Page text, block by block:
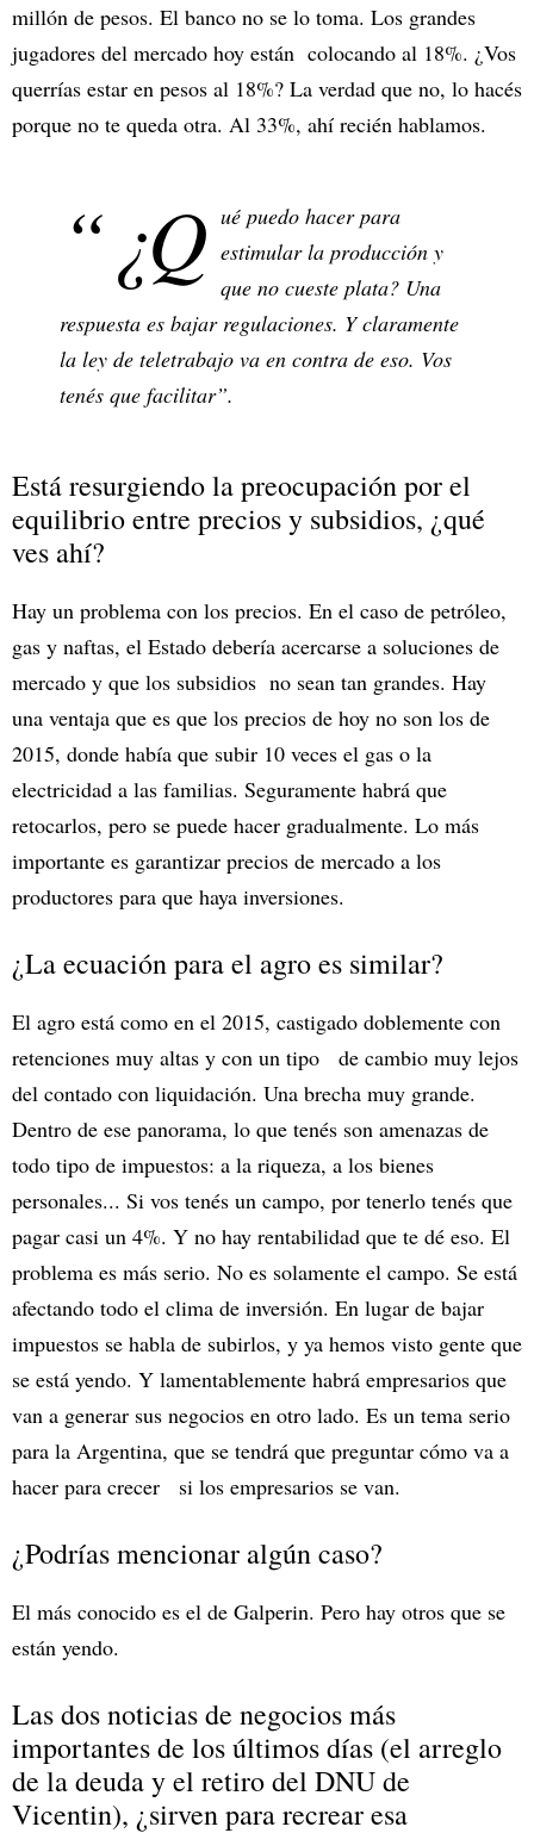
millón de pesos. El banco no se lo toma. Los grandes
jugadores del mercado hoy están colocando al 18%. ¿Vos
querrías estar en pesos al 18%? La verdad que no, lo hacés
porque no te queda otra. Al 33%, ahí recién hablamos.
“¿Q ué puedo hacer para
estimular la producción y
que no cueste plata? Una
respuesta es bajar regulaciones. Y claramente
la ley de teletrabajo va en contra de eso. Vos
tenés que facilitar”.
Está resurgiendo la preocupación por el
equilibrio entre precios y subsidios, ¿qué
ves ahí?
Hay un problema con los precios. En el caso de petróleo,
gas y naftas, el Estado debería acercarse a soluciones de
mercado y que los subsidios no sean tan grandes. Hay
una ventaja que es que los precios de hoy no son los de
2015, donde había que subir 10 veces el gas o la
electricidad a las familias. Seguramente habrá que
retocarlos, pero se puede hacer gradualmente. Lo más
importante es garantizar precios de mercado a los
productores para que haya inversiones.
¿La ecuación para el agro es similar?
El agro está como en el 2015, castigado doblemente con
retenciones muy altas y con un tipo de cambio muy lejos
del contado con liquidación. Una brecha muy grande.
Dentro de ese panorama, lo que tenés son amenazas de
todo tipo de impuestos: a la riqueza, a los bienes
personales... Si vos tenés un campo, por tenerlo tenés que
pagar casi un 4%. Y no hay rentabilidad que te dé eso. El
problema es más serio. No es solamente el campo. Se está
afectando todo el clima de inversión. En lugar de bajar
impuestos se habla de subirlos, y ya hemos visto gente que
se está yendo. Y lamentablemente habrá empresarios que
van a generar sus negocios en otro lado. Es un tema serio
para la Argentina, que se tendrá que preguntar cómo va a
hacer para crecer si los empresarios se van.
¿Podrías mencionar algún caso?
El más conocido es el de Galperin. Pero hay otros que se
están yendo.
Las dos noticias de negocios más
importantes de los últimos días (el arreglo
de la deuda y el retiro del DNU de
Vicentin), ¿sirven para recrear esa